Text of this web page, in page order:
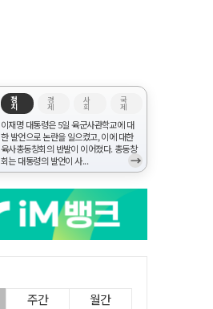
정
치
경
제
사
회
국
제
이재명 대통령은 5일 육군사관학교에 대
한 발언으로 논란을 일으켰고, 이에 대한
육사총동창회의 반발이 이어졌다. 총동창
회는 대통령의 발언이 사...
→
주간 월간